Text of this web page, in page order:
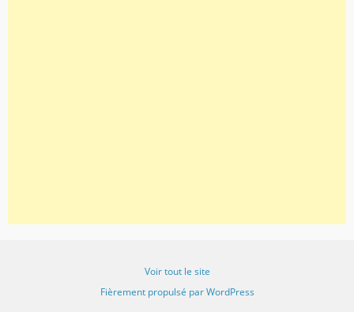
Voir tout le site
Fièrement propulsé par WordPress